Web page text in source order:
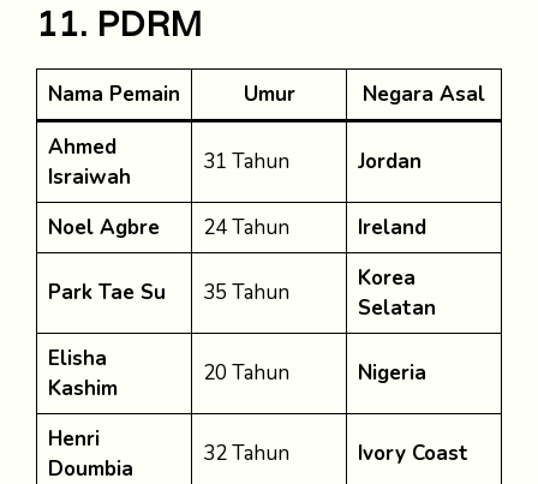
11. PDRM
Nama Pemain Umur
Negara Asal
Ahmed
Israiwah
31 Tahun Jordan
Noel Agbre 24 Tahun Ireland
Park Tae Su 35 Tahun
Korea
Selatan
Elisha
Kashim
20 Tahun Nigeria
Henri
Doumbia
32 Tahun Ivory Coast